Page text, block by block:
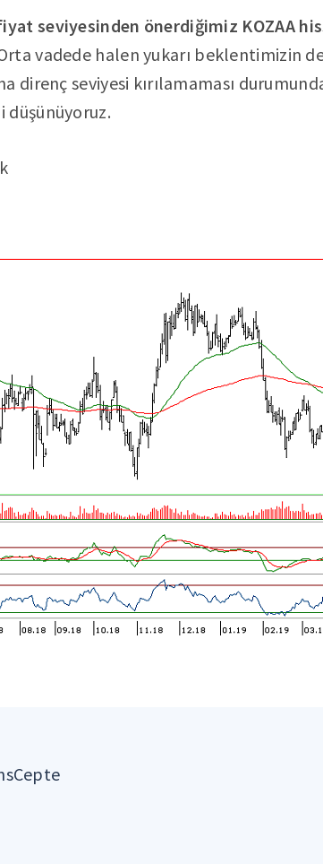
seviyesinden önerdiğimiz KOZAA
vadede halen yukarı beklentimizin
direnç seviyesi kırılamaması
düşünüyoruz.